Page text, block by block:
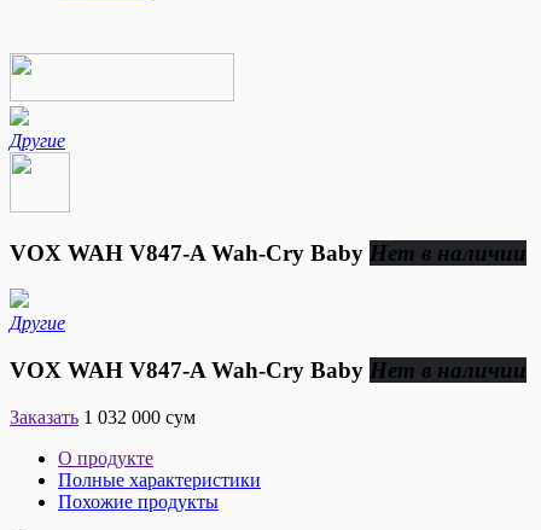
Другие
VOX WAH V847-A Wah-Cry Baby Нет в наличии
Другие
VOX WAH V847-A Wah-Cry Baby Нет в наличии
Заказать 1 032 000 сум
О продукте
Полные характеристики
Похожие продукты